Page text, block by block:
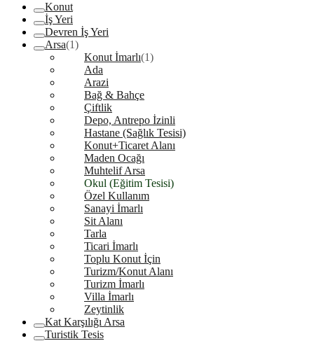
Konut
İş Yeri
Devren İş Yeri
Arsa(1)
Konut İmarlı(1)
Ada
Arazi
Bağ & Bahçe
Çiftlik
Depo, Antrepo İzinli
Hastane (Sağlık Tesisi)
Konut+Ticaret Alanı
Maden Ocağı
Muhtelif Arsa
Okul (Eğitim Tesisi)
Özel Kullanım
Sanayi İmarlı
Sit Alanı
Tarla
Ticari İmarlı
Toplu Konut İçin
Turizm/Konut Alanı
Turizm İmarlı
Villa İmarlı
Zeytinlik
Kat Karşılığı Arsa
Turistik Tesis